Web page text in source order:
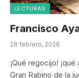
LECTURAS
Francisco
28 febrero, 2026
¡Qué regocijo!
Gran Rabino de la